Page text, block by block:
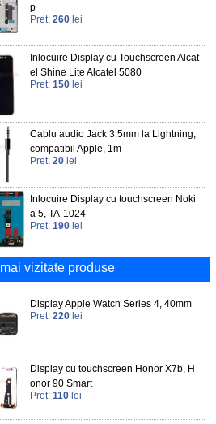
p
Pret: 260 lei
Inlocuire Display cu Touchscreen Alcat
el Shine Lite Alcatel 5080
Pret: 150 lei
Cablu audio Jack 3.5mm la Lightning,
compatibil Apple, 1m
Pret: 20 lei
Inlocuire Display cu touchscreen Noki
a 5, TA-1024
Pret: 190 lei
vizitate produse
Display Apple Watch Series 4, 40mm
Pret: 220 lei
Display cu touchscreen Honor X7b, H
onor 90 Smart
Pret: 110 lei